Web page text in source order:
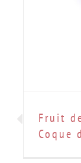
Fruit
Coque